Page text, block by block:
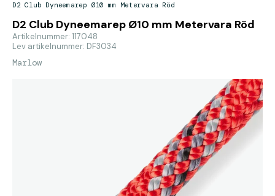
D2 Club Dyneemarep Ø10 mm Metervara Röd
D2 Club Dyneemarep Ø10 mm Metervara Röd
Artikelnummer: 117048
Lev artikelnummer: DF3034
Marlow